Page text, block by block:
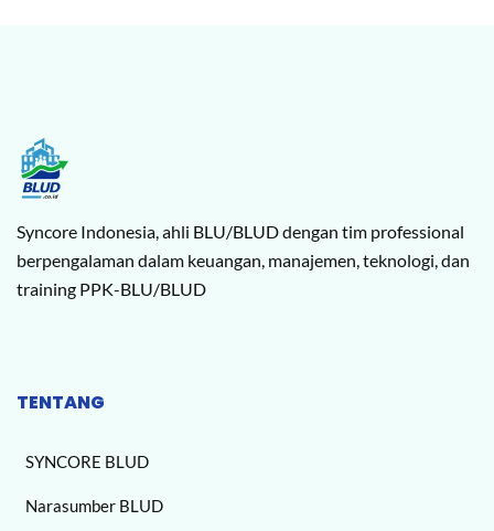
Syncore Indonesia, ahli BLU/BLUD dengan tim professional
berpengalaman dalam keuangan, manajemen, teknologi, dan
training PPK-BLU/BLUD
TENTANG
SYNCORE BLUD
Narasumber BLUD